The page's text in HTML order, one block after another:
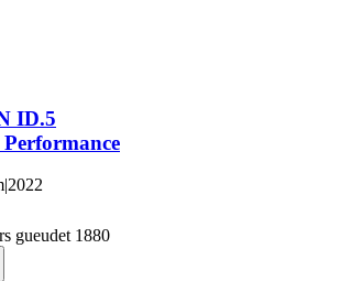
ID.5
|2022
gueudet 1880